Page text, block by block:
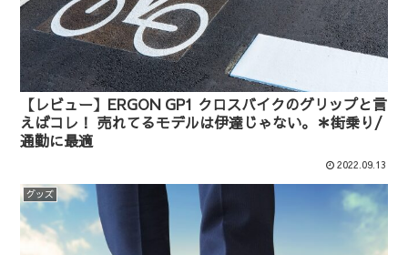
【レビュー】ERGON GP1 クロスバイクのグリップと言
えばコレ！ 売れてるモデルは伊達じゃない。＊街乗り/
通勤に最適
2022.09.13
グッズ